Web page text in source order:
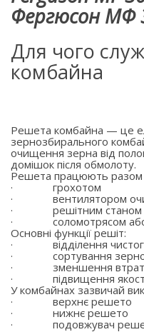
Фергюсон МФ
Для чого
комбайна
Решета комбайна — це
зернозбирального
очищення зерна від
домішок після обмолоту.
Решета працюють разом
·
грохотом
·
вентилятором
·
решітним станом
·
соломотрясом
Основні функції решіт:
·
відділення
·
сортування
·
зменшення
·
підвищення
У комбайнах зазвичай
·
верхнє решето
·
нижнє решето
·
подовжувач